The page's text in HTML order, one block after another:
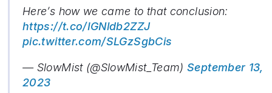
Here’s how we came to that conclusion:
https://t.co/IGNldb2ZZJ
pic.twitter.com/SLGzSgbCis
— SlowMist (@SlowMist_Team)September 13,
2023